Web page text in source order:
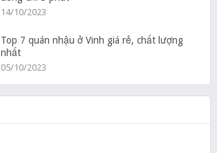
14/10/2023
Top 7 quán nhậu ở Vinh giá rẻ, chất lượng
nhất
05/10/2023